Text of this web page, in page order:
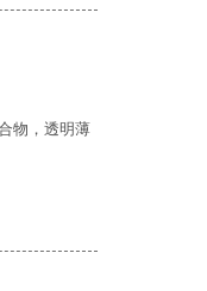
物，透明薄